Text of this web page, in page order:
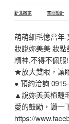
新北搬家 空間設計
萌萌細毛憶當年
妝說妳美美 妝
精神,不得不佩
★放大雙眼，讓
● 預約洽詢
▲說妳美美植睫
愛的鼓勵，讚一
https://